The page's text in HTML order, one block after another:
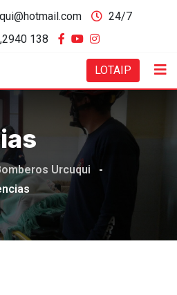
24/7
138
LOTAIP
Urcuqui
-